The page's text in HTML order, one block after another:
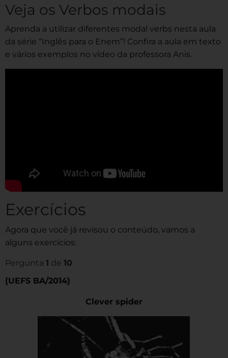
Veja os Verbos modais
Aprenda a utilizar diferentes modal verbs nesta aula
da série “Inglês para o Enem”! Confira a aula em texto
e vários exemplos no vídeo da professora Anis.
Exercícios
Agora que você já revisou o conteúdo, vamos a
alguns exercícios:
Pergunta 1 de 10
(UEFS BA/2014)
Clever spider